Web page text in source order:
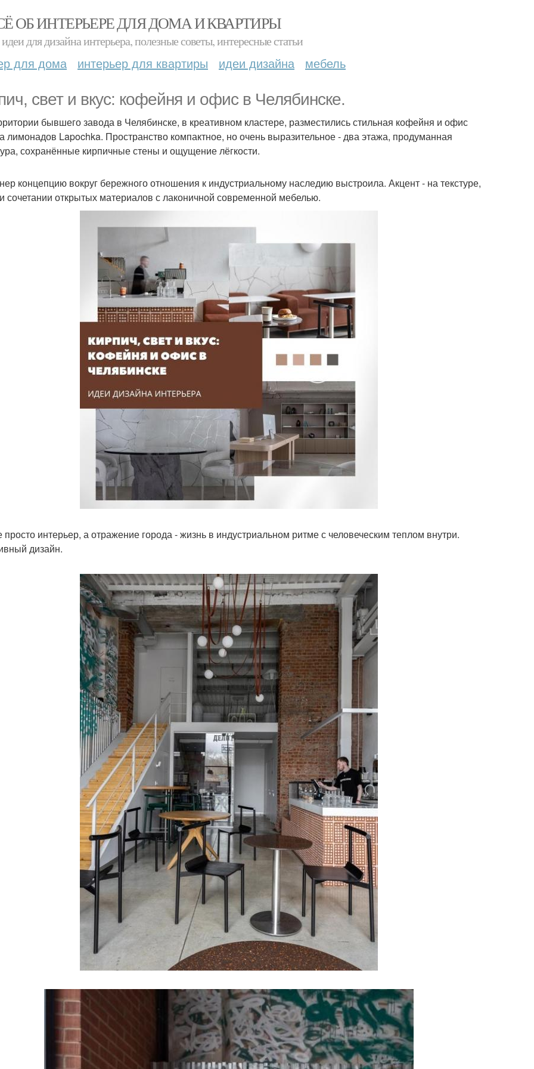
ОБ ИНТЕРЬЕРЕ ДЛЯ ДОМА И КВАРТИРЫ
для дизайна интерьера, полезные советы, интересные статьи
для дома интерьер для квартиры идеи дизайна мебель
свет и вкус: кофейня и офис в Челябинске.
бывшего завода в Челябинске, в креативном кластере, разместились стильная кофейня и офис
лимонадов Lapochka. Пространство компактное, но очень выразительное - два этажа, продуманная
сохранённые кирпичные стены и ощущение лёгкости.
концепцию вокруг бережного отношения к индустриальному наследию выстроила. Акцент - на текстуре,
сочетании открытых материалов с лаконичной современной мебелью.
просто интерьер, а отражение города - жизнь в индустриальном ритме с человеческим теплом внутри.
дизайн.